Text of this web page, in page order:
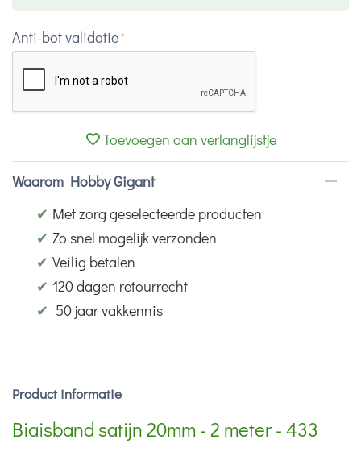
Anti-bot validatie
Toevoegen aan verlanglijstje
Waarom Hobby Gigant
✔ Met zorg geselecteerde producten
✔ Zo snel mogelijk verzonden
✔ Veilig betalen
✔ 120 dagen retourrecht
✔ 50 jaar vakkennis
Product informatie
Biaisband satijn 20mm - 2 meter - 433